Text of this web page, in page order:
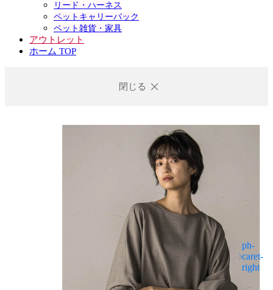
リード・ハーネス
ペットキャリーバック
ペット雑貨・家具
アウトレット
ホーム TOP
閉じる